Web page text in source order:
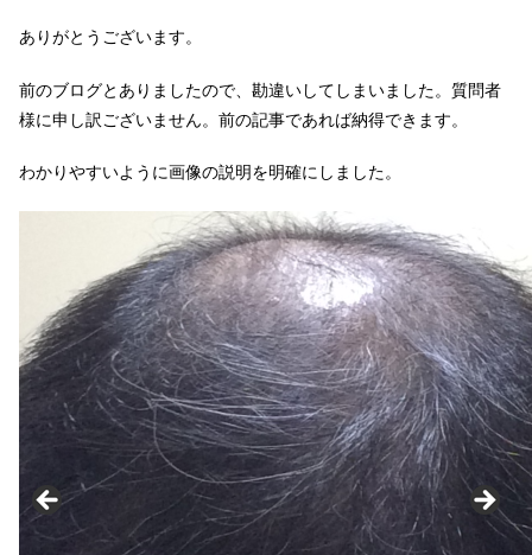
ありがとうございます。
前のブログとありましたので、勘違いしてしまいました。質問者
様に申し訳ございません。前の記事であれば納得できます。
わかりやすいように画像の説明を明確にしました。